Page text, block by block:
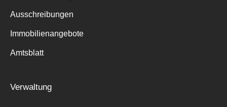
Ausschreibungen
Immobilienangebote
Amtsblatt
Verwaltung